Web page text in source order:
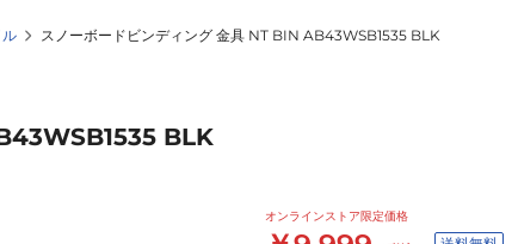
スノーボードビンディング 金具 NT BIN AB43WSB1535 BLK
BLK
オンラインストア限定価格